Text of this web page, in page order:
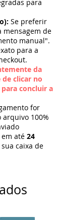
para
Se preferir
mensagem de
manual".
para a
da
clicar no
concluir a
for
100%
até 24
caixa de